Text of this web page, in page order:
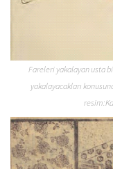
Fareleri yakalayan usta
yakalayacakları